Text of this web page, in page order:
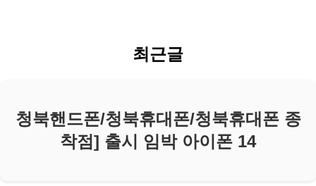
최근글
청북핸드폰/청북휴대폰/청북휴대폰 종
착점] 출시 임박 아이폰 14